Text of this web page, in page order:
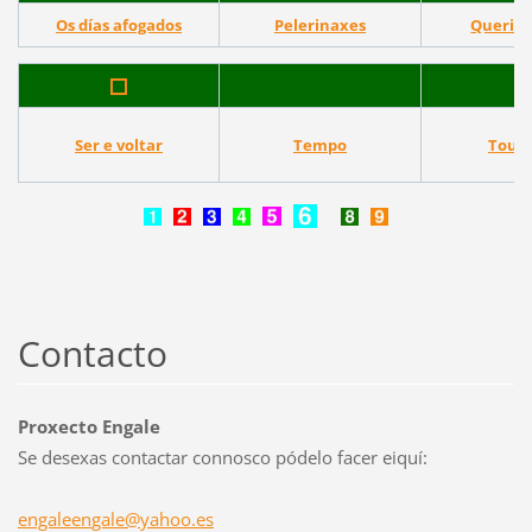
Os días afogados Pelerinaxes
Ser e voltar Tempo
Contacto
Proxecto Engale
Se desexas contactar connosco pódelo facer eiquí:
engaleengale@yahoo.es